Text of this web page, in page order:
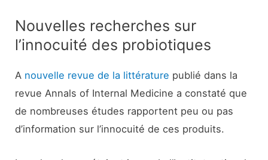
Nouvelles recherches sur
l’innocuité des probiotiques
A nouvelle revue de la littérature publié dans la
revue Annals of Internal Medicine a constaté que
de nombreuses études rapportent peu ou pas
d’information sur l’innocuité de ces produits.